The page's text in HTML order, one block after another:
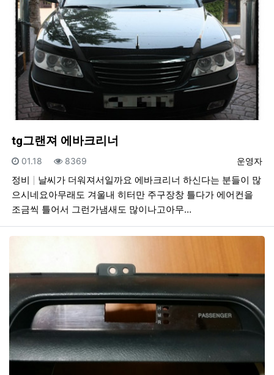
tg그랜져 에바크리너
등록자
운영자
등록일
01.18 조회
8369
정비
날씨가 더워져서일까요 에바크리너 하신다는 분들이 많
으시네요아무래도 겨울내 히터만 주구장창 틀다가 에어컨을
조금씩 틀어서 그런가냄새도 많이나고아무…